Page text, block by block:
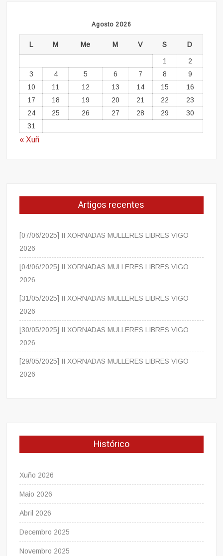
Agosto 2026
L M Me M V S D
1
2
3
4 5 6 7 8
9
10
11 12 13 14 15
16
17
18 19 20 21 22
23
24
25 26 27 28 29
30
31
« Xuñ
Artigos recentes
[07/06/2025] II XORNADAS MULLERES LIBRES VIGO
2026
[04/06/2025] II XORNADAS MULLERES LIBRES VIGO
2026
[31/05/2025] II XORNADAS MULLERES LIBRES VIGO
2026
[30/05/2025] II XORNADAS MULLERES LIBRES VIGO
2026
[29/05/2025] II XORNADAS MULLERES LIBRES VIGO
2026
Histórico
Xuño 2026
Maio 2026
Abril 2026
Decembro 2025
Novembro 2025